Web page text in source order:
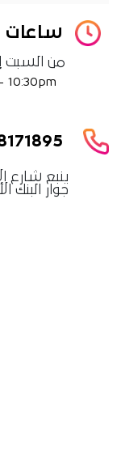
ساعات
10:30pm
من السبت
ينبع شارع
جوار البنك